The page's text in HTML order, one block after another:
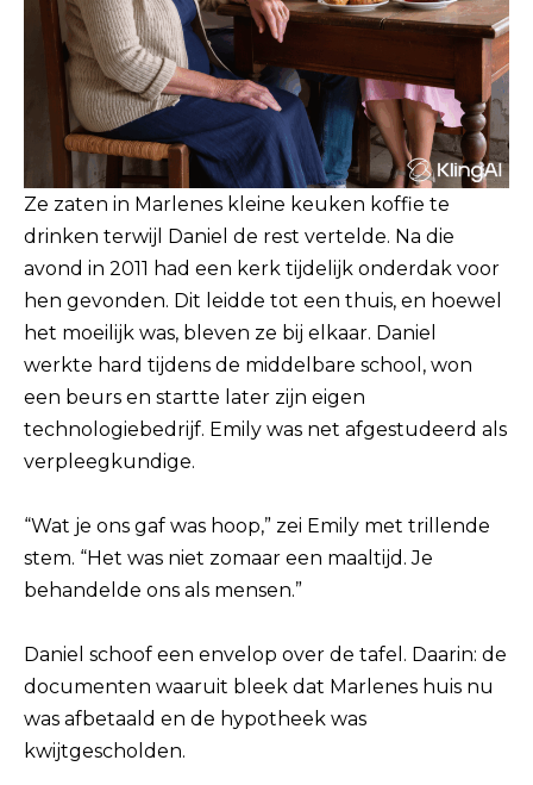
Ze zaten in Marlenes kleine keuken koffie te
drinken terwijl Daniel de rest vertelde. Na die
avond in 2011 had een kerk tijdelijk onderdak voor
hen gevonden. Dit leidde tot een thuis, en hoewel
het moeilijk was, bleven ze bij elkaar. Daniel
werkte hard tijdens de middelbare school, won
een beurs en startte later zijn eigen
technologiebedrijf. Emily was net afgestudeerd als
verpleegkundige.
“Wat je ons gaf was hoop,” zei Emily met trillende
stem. “Het was niet zomaar een maaltijd. Je
behandelde ons als mensen.”
Daniel schoof een envelop over de tafel. Daarin: de
documenten waaruit bleek dat Marlenes huis nu
was afbetaald en de hypotheek was
kwijtgescholden.